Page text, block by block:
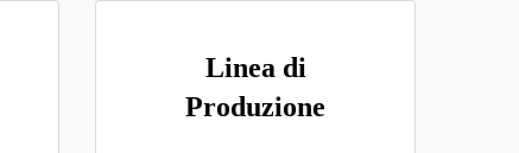
Linea di
Produzione